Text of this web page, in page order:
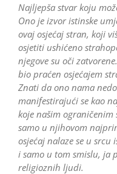
Najljepša stvar koju
Ono je izvor istinske
ovaj osjećaj stran, koji
osjetiti ushićeno
njegove su oči
bio praćen osjećajem
Znati da ono nama
manifestirajući se kao
koje našim ograničenim
samo u njihovom
osjećaj nalaze se u srcu
i samo u tom smislu, ja
religioznih ljudi.